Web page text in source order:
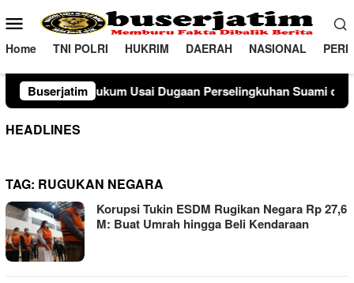
ke
konten
Menu
Mobile
Home TNI POLRI HUKRIM DAERAH NASIONAL
Buserjatim
Usai Dugaan Perselingkuhan Suami di Sulawesi Tengah
HEADLINES
TAG: RUGUKAN NEGARA
Korupsi Tukin ESDM Rugikan Negara Rp 27,6
M: Buat Umrah hingga Beli Kendaraan